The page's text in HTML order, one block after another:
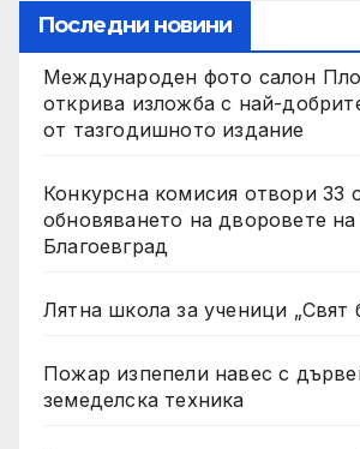
Последни новини
Международен фото салон
открива изложба с най-
от тазгодишното издание
Конкурсна комисия отвори 33
обновяването на дворовете
Благоевград
Лятна школа за ученици „Свят
Пожар изпепели навес с
земеделска техника